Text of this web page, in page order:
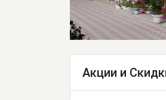
Акции и